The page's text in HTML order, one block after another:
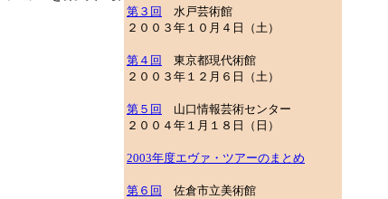
第３回
水戸芸術館
２００３年１０月４日（土）
第４回
東京都現代術館
２００３年１２月６日（土）
第５回
山口情報芸術センター
２００４年１月１８日（日）
2003年度エヴァ・ツアーのまとめ
第６回
佐倉市立美術館